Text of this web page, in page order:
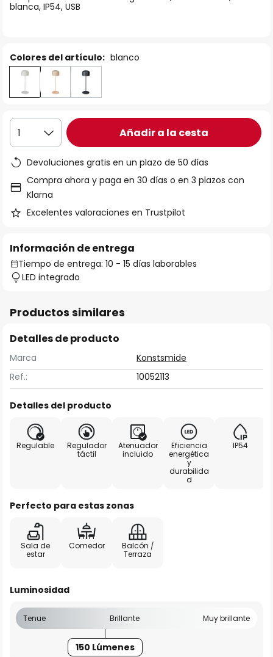
galería
blanca, IP54, USB
Colores del artículo: blanco
1 Añadir a la cesta
Devoluciones gratis en un plazo de 50 días
Compra ahora y paga en 30 días o en 3 plazos con
Klarna
Excelentes valoraciones en Trustpilot
Información de entrega
Tiempo de entrega: 10 - 15 días laborables
LED integrado
Productos similares
Detalles de producto
Marca
Konstsmide
Ref.:
10052113
Detalles del producto
Regulable
Regulador
táctil
Atenuador
incluido
Eficiencia
energética
y
durabilida
d
IP54
Perfecto para estas zonas
Sala de
estar
Comedor
Balcón /
Terraza
Luminosidad
Tenue Brillante Muy brillante
150 Lúmenes